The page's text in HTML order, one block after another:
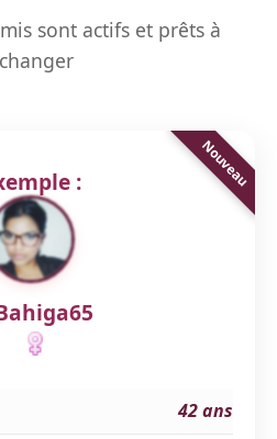
sont actifs et prêts à
:
42 ans